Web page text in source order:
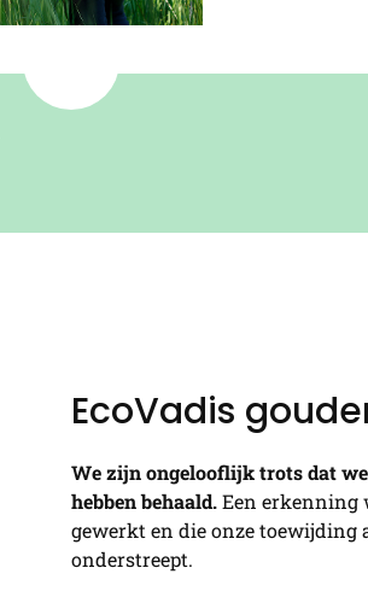
EcoVadis
We zijn ongelooflijk trots dat
hebben behaald.Een erkenning
gewerkt en die onze
onderstreept.